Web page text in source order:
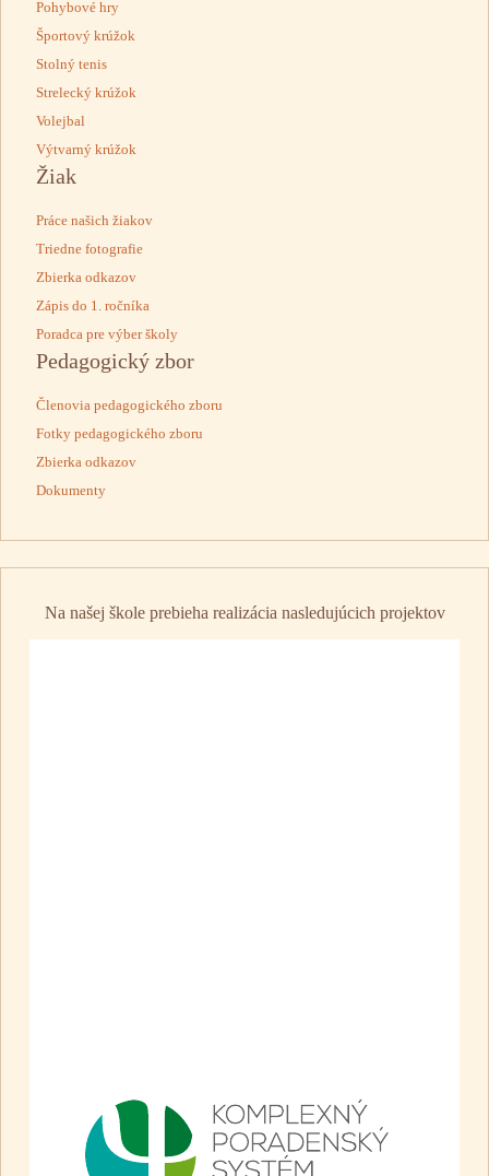
Pohybové hry
Športový krúžok
Stolný tenis
Strelecký krúžok
Volejbal
Výtvarný krúžok
Žiak
Práce našich žiakov
Triedne fotografie
Zbierka odkazov
Zápis do 1. ročníka
Poradca pre výber školy
Pedagogický zbor
Členovia pedagogického zboru
Fotky pedagogického zboru
Zbierka odkazov
Dokumenty
Na našej škole prebieha realizácia nasledujúcich projektov